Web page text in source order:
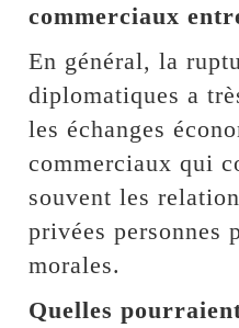
commerciaux
En général, la
diplomatiques a
les échanges
commerciaux qui
souvent les
privées personnes
morales.
Quelles